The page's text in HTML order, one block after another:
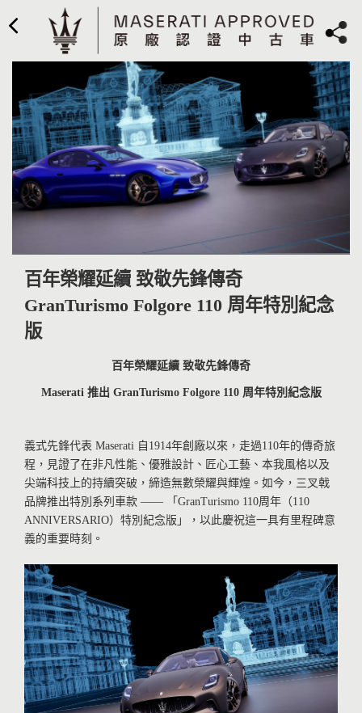
百年榮耀延續 致敬先鋒傳奇
GranTurismo Folgore 110 周年特別紀念
版
百年榮耀延續 致敬先鋒傳奇
Maserati 推出 GranTurismoFolgore110 周年特別紀念版
義式先鋒代表 Maserati 自1914年創廠以來，走過110年的傳奇旅
程，見證了在非凡性能、優雅設計、匠心工藝、本我風格以及
尖端科技上的持續突破，締造無數榮耀與輝煌。如今，三叉戟
品牌推出特別系列車款 —— 「GranTurismo 110周年（110
ANNIVERSARIO）特別紀念版」，以此慶祝這一具有里程碑意
義的重要時刻。